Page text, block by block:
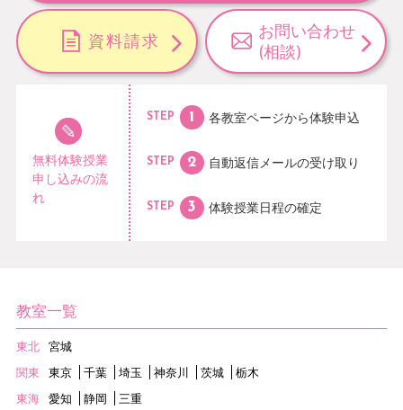
資料請求
お問い合わせ
(相談)
無料体験授業
申し込みの流
れ
STEP 各教室ページから体験申込
STEP 自動返信メールの受け取り
STEP 体験授業日程の確定
教室一覧
東北
宮城
関東
東京 千葉 埼玉 神奈川 茨城
栃木
東海
愛知 静岡
三重